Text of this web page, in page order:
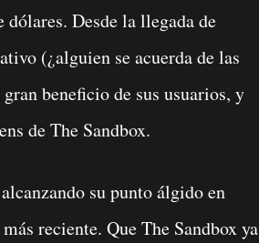
Desde la llegada de
(¿alguien se acuerda de las
beneficio de sus usuarios, y
de The Sandbox.
su punto álgido en
reciente. Que The Sandbox ya